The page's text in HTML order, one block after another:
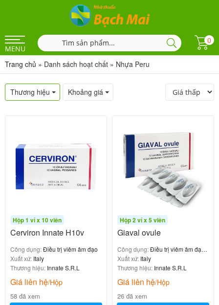
MENU
0
Trang chủ » Danh sách hoạt chất » Nhựa Peru
Thương hiệu Khoảng giá
Hộp 1 vỉ x 10 viên
Cerviron Innate H10v
Công dụng:Điều trị viêm âm đạo
Xuất xứ: Italy
Thương hiệu: Innate S.R.L
Giá liên hệ/Hộp
58 đã xem
Hộp 2 vỉ x 5 viên
Giaval ovule
Công dụng:Điều trị viêm âm đạo,
viêm cổ tử cung
Xuất xứ: Italy
Thương hiệu: Innate S.R.L
Giá liên hệ/Hộp
26 đã xem